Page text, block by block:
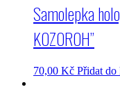
Samolepka
KOZOROH”
70,00 Kč Přidat do